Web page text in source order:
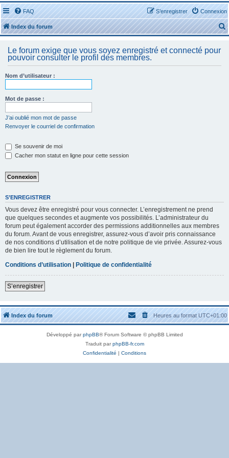
FAQ Connexion
S’enregistrer
Index du forum
e
Le forum exige que vous soyez enregistré et connecté pour
pouvoir consulter le profil des membres.
Nom d’utilisateur :
Mot de passe :
J’ai oublié mon mot de passe
Renvoyer le courriel de confirmation
Se souvenir de moi
Cacher mon statut en ligne pour cette session
S’ENREGISTRER
Vous devez être enregistré pour vous connecter. L’enregistrement ne prend
que quelques secondes et augmente vos possibilités. L’administrateur du
forum peut également accorder des permissions additionnelles aux membres
du forum. Avant de vous enregistrer, assurez-vous d’avoir pris connaissance
de nos conditions d’utilisation et de notre politique de vie privée. Assurez-vous
de bien lire tout le règlement du forum.
Conditions d’utilisation | Politique de confidentialité
S’enregistrer
Index du forum Heures au formatUTC+01:00
Développé parphpBB® Forum Software © phpBB Limited
Traduit parphpBB-fr.com
Confidentialité | Conditions